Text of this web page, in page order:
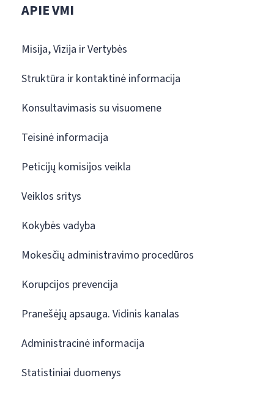
APIE VMI
Misija, Vizija ir Vertybės
Struktūra ir kontaktinė informacija
Konsultavimasis su visuomene
Teisinė informacija
Peticijų komisijos veikla
Veiklos sritys
Kokybės vadyba
Mokesčių administravimo procedūros
Korupcijos prevencija
Pranešėjų apsauga. Vidinis kanalas
Administracinė informacija
Statistiniai duomenys